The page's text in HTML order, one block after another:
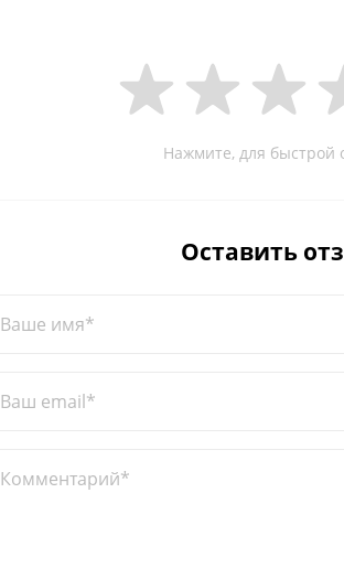
Нажмите, для быстрой
Оставить
Ваше имя*
Ваш email*
Комментарий*